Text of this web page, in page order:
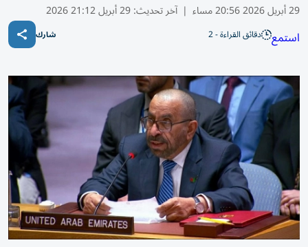
29 أبريل 2026 20:56 مساء | آخر تحديث:29 أبريل 21:12 2026
استمع دقائق القراءة - 2 شارك